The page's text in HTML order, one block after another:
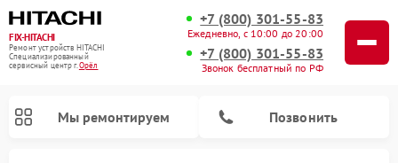
FIX-HITACHI
Ремонт устройств HITACHI
Специализированный
cервисный центр г.Орёл
+7 (800) 301-55-83
Ежедневно, с 10:00 до 20:00
+7 (800) 301-55-83
Звонок бесплатный по РФ
Мы ремонтируем Позвонить